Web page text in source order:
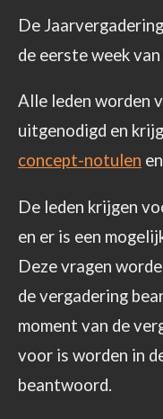
De
de eerste week
Alle leden worden
uitgenodigd en
concept-notulen
De leden krijgen
en er is een
Deze vragen
de vergadering
moment van de
voor is worden in
beantwoord.